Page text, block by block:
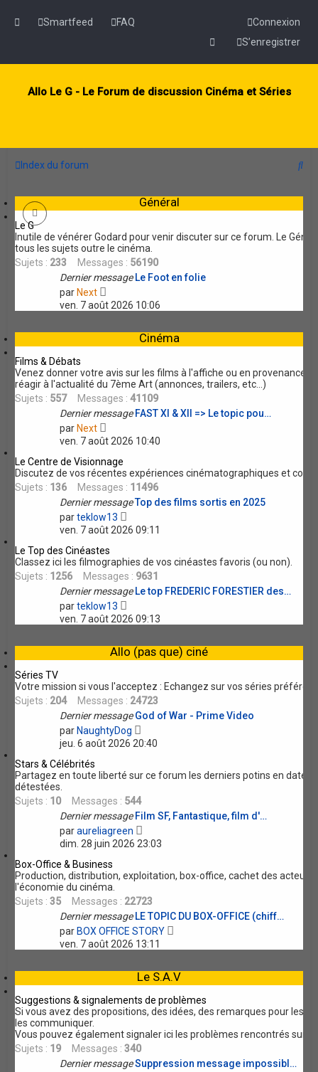
Smartfeed FAQ
Connexion
S’enregistrer
Allo Le G - Le Forum de discussion Cinéma et Séries
Index du forum
R
e
Général
Le G
Inutile de vénérer Godard pour venir discuter sur ce forum. Le
tous les sujets outre le cinéma.
Sujets : 233 Messages : 56190
Dernier message Le Foot en folie
par Next
o
i
l
e
r
n
i
e
m
e
s
s
g
e
ven. 7 août 2026 10:06
Cinéma
Films & Débats
Venez donner votre avis sur les films à l'affiche ou en provenance
réagir à l'actualité du 7ème Art (annonces, trailers, etc...)
Sujets : 557Messages :41109
Dernier message FAST XI & XII => Le topic pou…
par Next
o
i
r
l
d
e
r
n
e
r
m
e
s
s
a
ven. 7 août 2026 10:40
Le Centre de Visionnage
Discutez de vos récentes expériences cinématographiques et
Sujets : 136 Messages : 11496
Dernier messageTop des films sortis en 2025
parteklow13
o
i
l
d
e
n
i
r
m
s
s
a
g
e
ven. 7 août 2026 09:11
Le Top des Cinéastes
Classez ici les filmographies de vos cinéastes favoris (ou non).
Sujets : 1256 Messages : 9631
Dernier message Le top FREDERIC FORESTIER des…
parteklow13
o
i
l
e
r
n
i
e
r
m
s
a
g
e
ven. 7 août 2026 09:13
Allo (pas que) ciné
Séries TV
Votre mission si vous l'acceptez : Echangez sur vos séries
Sujets : 204Messages : 24723
Dernier message God of War - Prime Video
par NaughtyDog
o
i
l
e
r
n
i
m
s
s
a
g
e
jeu. 6 août 2026 20:40
Stars & Célébrités
Partagez en toute liberté sur ce forum les derniers potins en date
détestées.
Sujets : 10 Messages : 544
Dernier message Film SF, Fantastique, film d'…
paraureliagreen
o
i
l
d
e
r
n
i
e
m
e
s
s
a
g
dim. 28 juin 2026 23:03
Box-Office & Business
Production, distribution, exploitation, box-office, cachet des
l'économie du cinéma.
Sujets :35 Messages : 22723
Dernier message LE TOPIC DU BOX-OFFICE (chiff…
par BOX OFFICE STORY
i
l
e
d
e
r
n
i
r
ven. 7 août 2026 13:11
Le S.A.V
Suggestions & signalements de problèmes
Si vous avez des propositions, des idées, des remarques pour les
les communiquer.
Vous pouvez également signaler ici les problèmes rencontrés sur
Sujets : 19 Messages :340
Dernier messageSuppression message impossibl…